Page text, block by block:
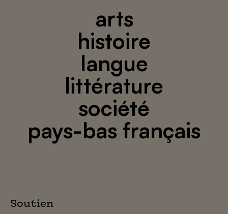
arts
histoire
langue
littérature
société
pays-bas français
Soutien